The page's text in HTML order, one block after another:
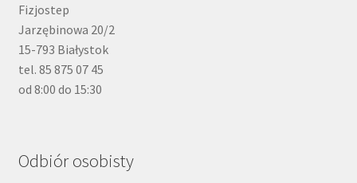
Fizjostep
Jarzębinowa 20/2
15-793 Białystok
tel. 85 875 07 45
od 8:00 do 15:30
Odbiór osobisty